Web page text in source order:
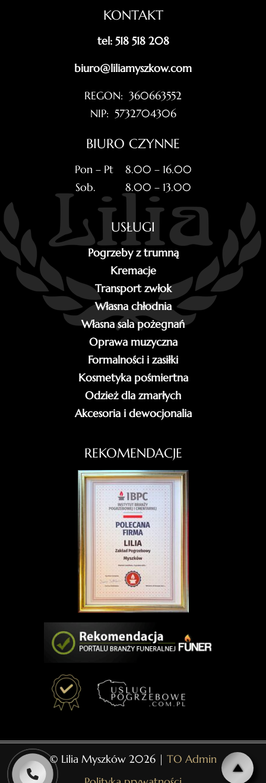
KONTAKT
tel: 518 518 208
biuro@liliamyszkow.com
REGON: 360663552
NIP: 5732704306
BIURO CZYNNE
Pon – Pt 8.00 – 16.00
Sob. 8.00 – 13.00
USŁUGI
Pogrzeby z trumną
Kremacje
Transport zwłok
Własna chłodnia
Własna sala pożegnań
Oprawa muzyczna
Formalności i zasiłki
Kosmetyka pośmiertna
Odzież dla zmarłych
Akcesoria i dewocjonalia
REKOMENDACJE
© Lilia Myszków 2026 | TO Admin